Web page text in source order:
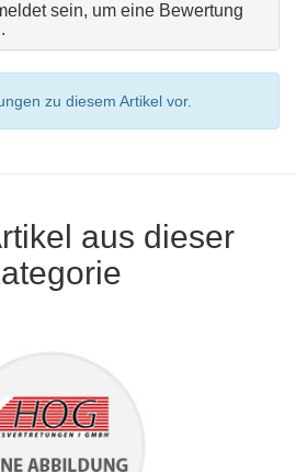
sein, um eine Bewertung
zu diesem Artikel vor.
aus dieser